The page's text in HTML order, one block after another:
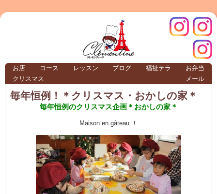
お店 コース レッスン ブログ 福祉テラ
お弁当
クリスマス
メール
インス
クレモ
ンティ
毎年恒例！＊クリスマス・おかしの家＊
毎年恒例のクリスマス企画＊おかしの家＊
Maison en gâteau ！